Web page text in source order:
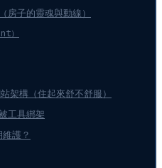
房子的靈魂與動線）
）
架構（住起來舒不舒服）
工具綁架
護？